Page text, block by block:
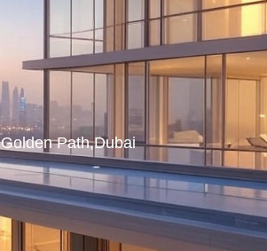
Golden Path,Dubai